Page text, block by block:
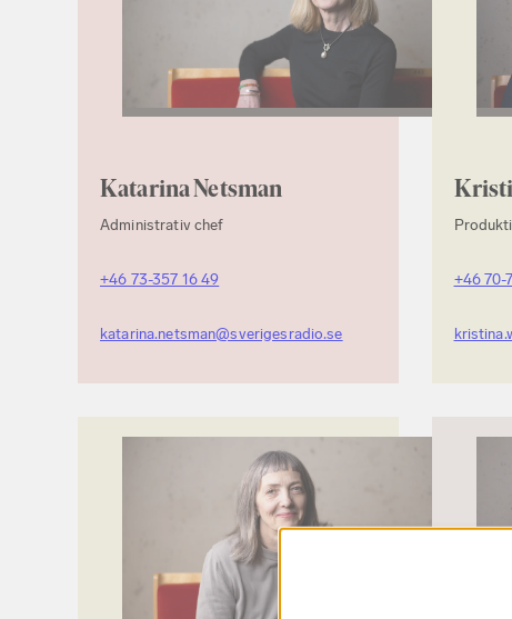
Katarina Netsman
Administrativ chef
+46 73-357 16 49
katarina.netsman@sverigesradio.se
+46 70-